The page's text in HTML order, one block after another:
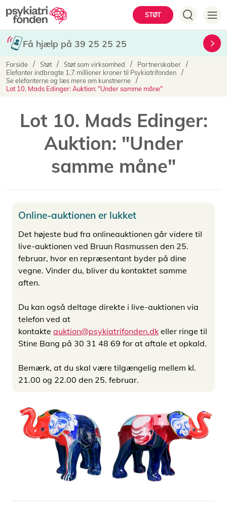
Gå
til
hovedindhold
STØT
Hovedmenu
Få hjælp på 39 25 25 25
Brødkrumme
Forside Støt Støt som virksomhed
Partnerskaber
Elefanter indbragte 1,7 millioner kroner til Psykiatrifonden
Se elefanterne og læs mere om kunstnerne
Lot 10. Mads Edinger: Auktion: "Under samme måne"
Lot 10. Mads Edinger:
Auktion: "Under
samme måne"
Online-auktionen er lukket
Det højeste bud fra onlineauktionen går videre til
live-auktionen ved Bruun Rasmussen den 25.
februar, hvor en repræsentant byder på dine
vegne. Vinder du, bliver du kontaktet samme
aften.
Du kan også deltage direkte i live-auktionen via
telefon ved at
kontakte auktion@psykiatrifonden.dk eller ringe til
Stine Bang på 30 31 48 69 for at aftale et opkald.
Bemærk, at du skal være tilgængelig mellem kl.
21.00 og 22.00 den 25. februar.